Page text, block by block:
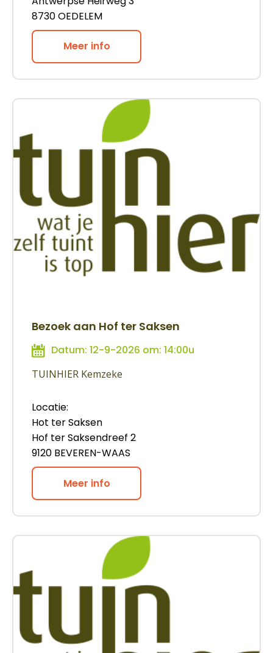
8730 OEDELEM
Meer info
Bezoek aan Hof ter Saksen
Datum: 12-9-2026 om: 14:00u
TUINHIER Kemzeke
Locatie:
Hot ter Saksen
Hof ter Saksendreef 2
9120 BEVEREN-WAAS
Meer info